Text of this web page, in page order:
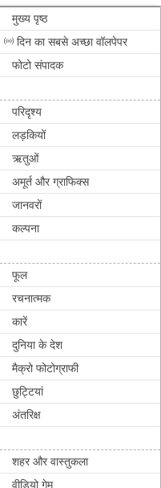
मुख्य पृष्ठ
दिन का सबसे अच्छा वॉलपेपर
फोटो संपादक
परिदृश्य
लड़कियों
ऋतुओं
अमूर्त और ग्राफिक्स
जानवरों
कल्पना
फूल
रचनात्मक
कारें
दुनिया के देश
मैक्रो फोटोग्राफी
छुट्टियां
अंतरिक्ष
शहर और वास्तुकला
वीडियो गेम